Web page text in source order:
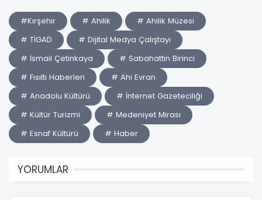
#Kırşehir # Ahilik
# Ahilik Müzesi
# TİGAD
# Dijital Medya Çalıştayı
# İsmail Çetinkaya
# Sabahattin Birinci
# Fısıltı Haberleri
# Ahi Evran
# Anadolu Kültürü
# İnternet Gazeteciliği
# Kültür Turizmi
# Medeniyet Mirası
# Esnaf Kültürü
# Haber
YORUMLAR